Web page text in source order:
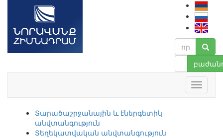
Տարածաշրջանային և էներգետիկ
անվտանգություն
Տեղեկատվական անվտանգություն